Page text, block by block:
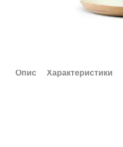
Опис Характеристики